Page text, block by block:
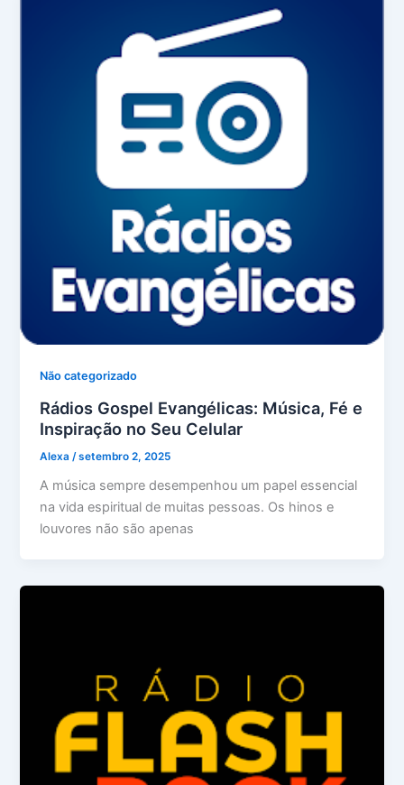
Não categorizado
Rádios Gospel Evangélicas: Música, Fé e
Inspiração no Seu Celular
Alexa /setembro 2, 2025
A música sempre desempenhou um papel essencial
na vida espiritual de muitas pessoas. Os hinos e
louvores não são apenas